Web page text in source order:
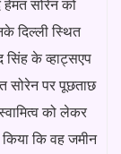
सोरेन को
दिल्ली स्थित
सिंह के व्हाट्सएप
सोरेन पर पूछताछ
को लेकर
कि वह जमीन